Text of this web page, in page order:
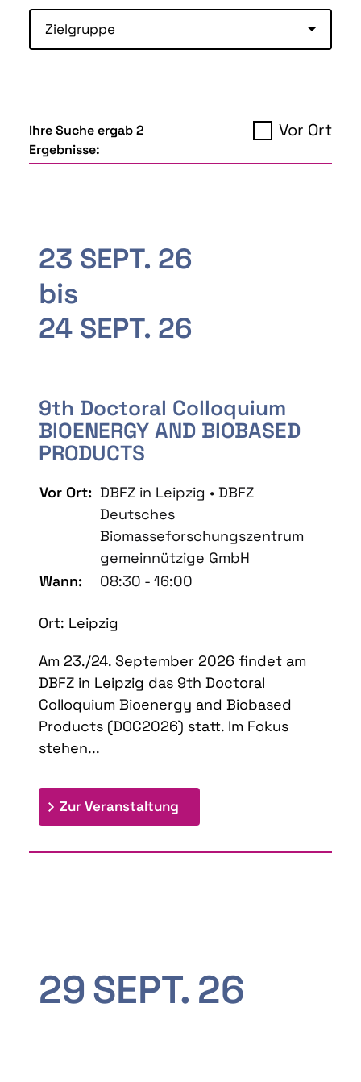
Zielgruppe
Ihre Suche ergab 2
Ergebnisse:
Vor Ort
23 SEPT. 26
bis
24 SEPT. 26
9th Doctoral Colloquium
BIOENERGY AND BIOBASED
PRODUCTS
Vor Ort: DBFZ in Leipzig • DBFZ
Deutsches
Biomasseforschungszentrum
gemeinnützige GmbH
Wann:
08:30 - 16:00
Ort: Leipzig
Am 23./24. September 2026 findet am
DBFZ in Leipzig das 9th Doctoral
Colloquium Bioenergy and Biobased
Products (DOC2026) statt. Im Fokus
stehen...
Zur Veranstaltung
29SEPT. 26